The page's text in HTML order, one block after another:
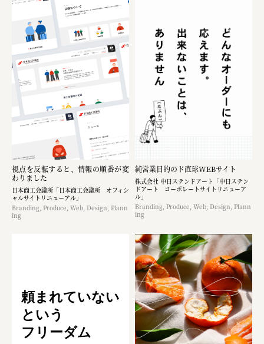
視点を反転すると、情報の順番が変
わりました
日本商工会議所「日本商工会議所 オフィシ
ャルサイトリニューアル」
Branding, Produce, Web, Design, Plann
ing
純営業目的のド直球WEBサイト
株式会社 中日ステンドアート「中日ステン
ドアート コーポレートサイトリニューア
ル」
Branding, Produce, Web, Design, Plann
ing
頼まれていない
という
フリーダム